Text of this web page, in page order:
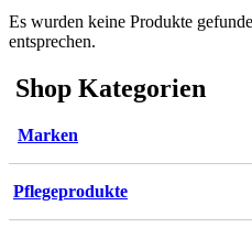
Es wurden keine Produkte
entsprechen.
Shop Kategorien
Marken
Pflegeprodukte